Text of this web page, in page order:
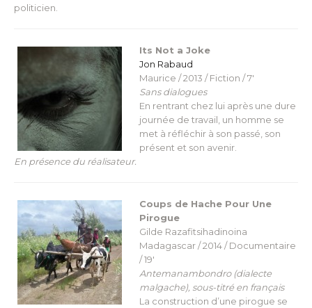
politicien.
Its Not a Joke
Jon Rabaud
Maurice / 2013 / Fiction / 7′
Sans dialogues
En rentrant chez lui après une dure
journée de travail, un homme se
met à réfléchir à son passé, son
présent et son avenir.
En présence du réalisateur.
Coups de Hache Pour Une
Pirogue
Gilde Razafitsihadinoina
Madagascar / 2014 / Documentaire
/ 19′
Antemanambondro (dialecte
malgache), sous-titré en français
La construction d’une pirogue se